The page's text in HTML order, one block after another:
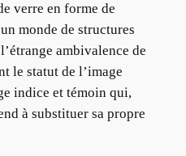
verre en forme de
monde de structures
ambivalence de
le statut de l’image
indice et témoin qui,
à substituer sa propre